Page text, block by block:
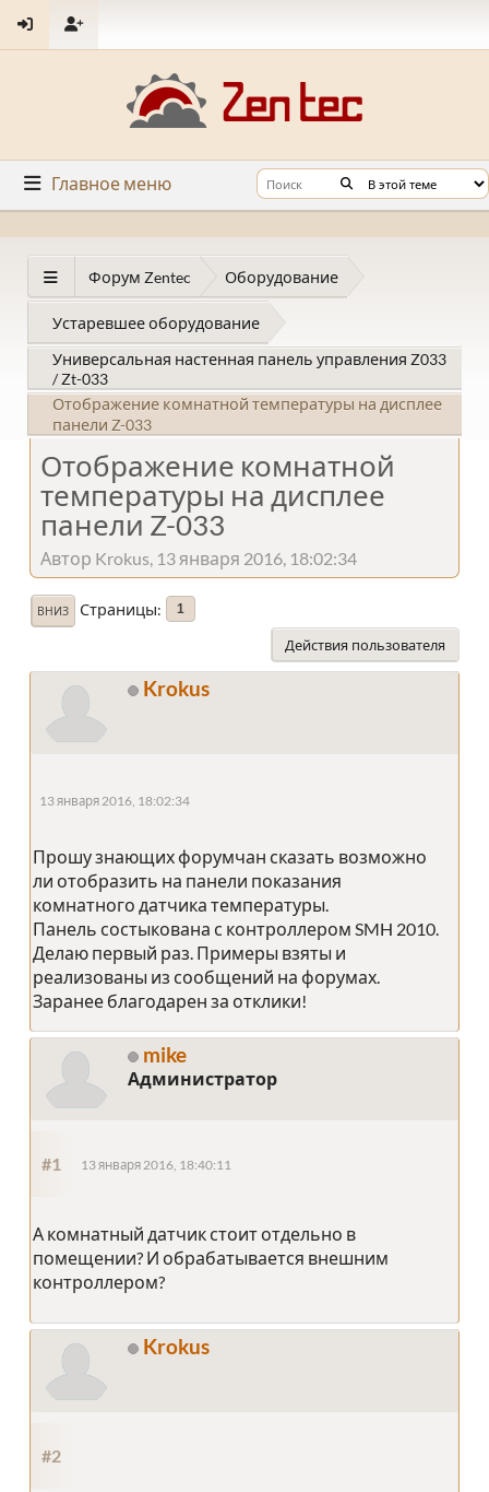
Главное меню
Форум Zentec Оборудование
Устаревшее оборудование
Универсальная настенная панель управления Z033
/ Zt-033
Отображение комнатной температуры на дисплее
панели Z-033
Отображение комнатной
температуры на дисплее
панели Z-033
Автор Krokus, 13 января 2016, 18:02:34
ВНИЗ Страницы 1
Действия пользователя
Krokus
13 января 2016, 18:02:34
Прошу знающих форумчан сказать возможно
ли отобразить на панели показания
комнатного датчика температуры.
Панель состыкована с контроллером SMH 2010.
Делаю первый раз. Примеры взяты и
реализованы из сообщений на форумах.
Заранее благодарен за отклики!
mike
Администратор
#1 13 января 2016, 18:40:11
А комнатный датчик стоит отдельно в
помещении? И обрабатывается внешним
контроллером?
Krokus
#2